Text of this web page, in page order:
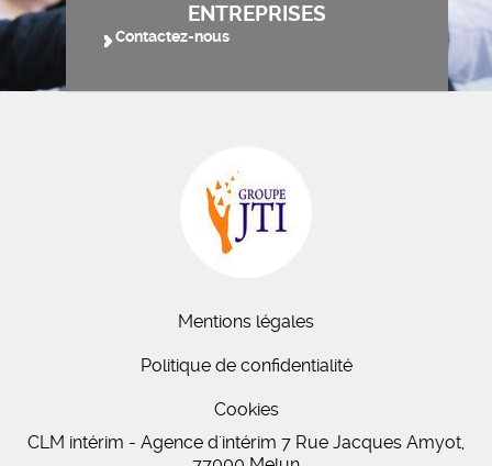
ENTREPRISES
Contactez-nous
Mentions légales
Politique de confidentialité
Cookies
CLM intérim - Agence d'intérim 7 Rue Jacques Amyot,